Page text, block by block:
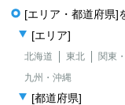
[エリア・都道府県]
[エリア]
北海道 東北 関東
九州・沖縄
[都道府県]